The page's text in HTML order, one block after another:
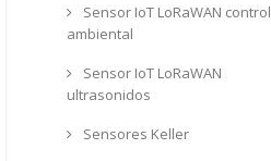
Sensor IoT LoRaWAN control
ambiental
Sensor IoT LoRaWAN
ultrasonidos
Sensores Keller